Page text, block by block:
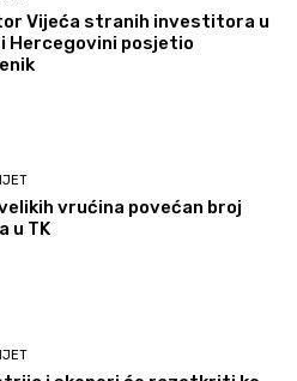
Vijeća stranih investitora u
i Hercegovini posjetio
vrućina povećan broj
u TK